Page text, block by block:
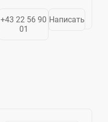
природного газа,
а также
технических и
+43 22 56 90
01
Написать